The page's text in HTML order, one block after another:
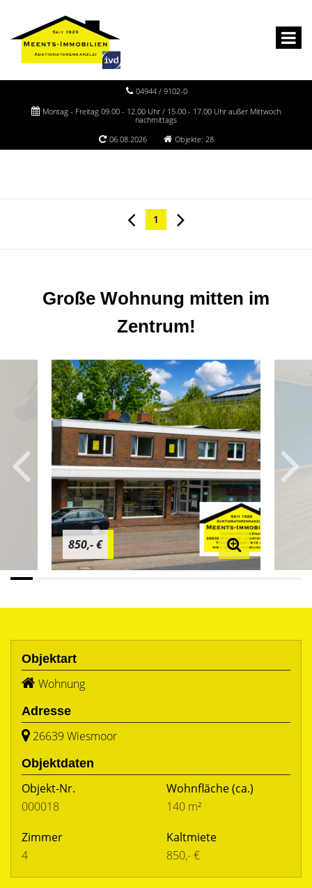
04944 / 9102-0
Montag - Freitag 09.00 - 12.00 Uhr / 15.00 - 17.00 Uhr außer Mittwoch
nachmittags
06.08.2026
Objekte: 28
1
Große Wohnung mitten im
Zentrum!
850,- €
Objektart
Wohnung
Adresse
26639 Wiesmoor
Objektdaten
Objekt-Nr.
000018
Wohnfläche(ca.)
140 m²
Zimmer
4
Kaltmiete
850,- €